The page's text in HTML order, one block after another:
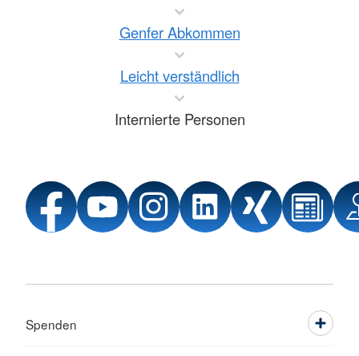
Genfer Abkommen
Leicht verständlich
Internierte Personen
Spenden